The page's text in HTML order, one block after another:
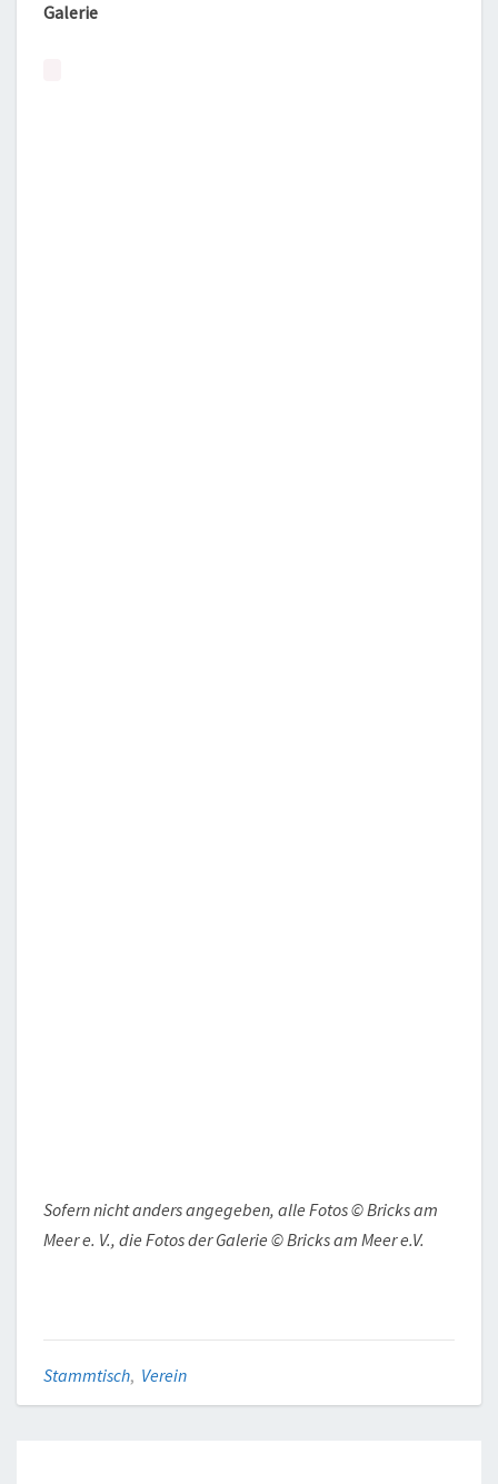
Galerie
Sofern nicht anders angegeben, alle Fotos © Bricks am
Meer e. V., die Fotos der Galerie © Bricks am Meer e.V.
Stammtisch, Verein